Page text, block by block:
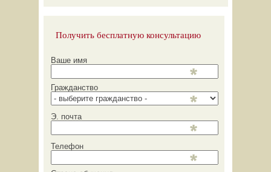
Получить бесплатную консультацию
Ваше имя
Гражданство
Э. почта
Телефон